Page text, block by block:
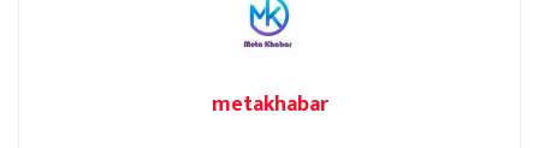
metakhabar